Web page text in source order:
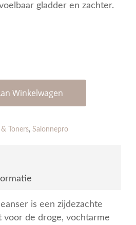
gladder en zachter.
Winkelwagen
Toners, Salonnepro
is een zijdezachte
voor de droge, vochtarme